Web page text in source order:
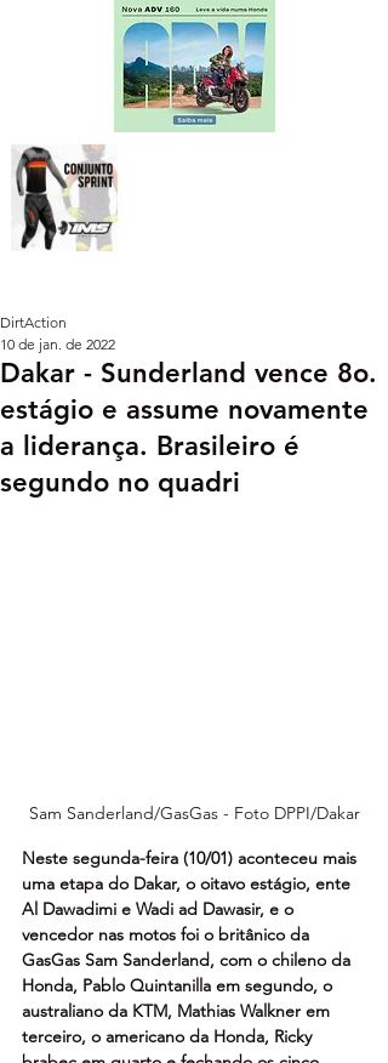
Dakar - Sunderland vence 8o.
estágio e assume novamente
a liderança. Brasileiro é
segundo no quadri
DirtAction
10 de jan. de 2022
Sam Sanderland/GasGas - Foto DPPI/Dakar
Neste segunda-feira (10/01) aconteceu mais
uma etapa do Dakar, o oitavo estágio, ente
Al Dawadimi e Wadi ad Dawasir, e o
vencedor nas motos foi o britânico da
GasGas Sam Sanderland, com o chileno da
Honda, Pablo Quintanilla em segundo, o
australiano da KTM, Mathias Walkner em
terceiro, o americano da Honda, Ricky